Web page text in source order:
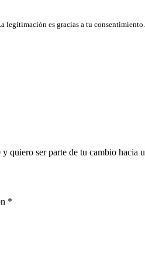
es gracias a tu
quiero ser parte de tu cambio hacia
*